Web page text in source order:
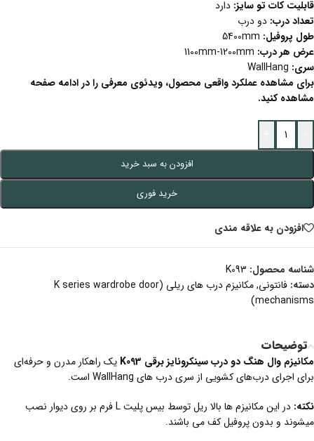
قابلیت کات تو سایز: دارد
تعداد درب: دو درب
طول پروفیل:
عرض هر درب:
سری:
برای مشاهده عملکرد واقعی محصول، ویدئوی معرفی را در ادامه صفحه
مشاهده کنید.
افزودن به سبد خرید
خرید فوری
افزودن به علاقه مندی
شناسه محصول: K093
دسته: فانتونی,
مکانیزم درب های ریلی (K series wardrobe door
mechanisms)
توضیحات
مکانیزم وال هنگ دو درب سینکرونایز برقی K093
یک راهکار مدرن و حرفه‌ای
برای اجرای درب‌های کشویی از سری درب های WallHang است.
نکته:
در این مکانیزم ها بالا ریل توسط بیس پلیت L فرم بر روی دیوار نصب
میشوند و بدون پروفیل کف می باشند.